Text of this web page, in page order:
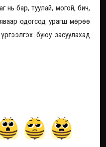
нь бар, туулай, могой, бич,
одогсод урагш мөрөө
буюу засуулахад